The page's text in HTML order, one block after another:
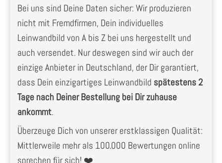
Bei uns sind Deine Daten sicher: Wir produzieren
nicht mit Fremdfirmen, Dein individuelles
Leinwandbild von A bis Z bei uns hergestellt und
auch versendet. Nur deswegen sind wir auch der
einzige Anbieter in Deutschland, der Dir garantiert,
dass Dein einzigartiges Leinwandbild spätestens 2
Tage nach Deiner Bestellung bei Dir zuhause
ankommt.
Überzeuge Dich von unserer erstklassigen Qualität:
Mittlerweile mehr als 100.000 Bewertungen online
sprechen für sich! ❤️